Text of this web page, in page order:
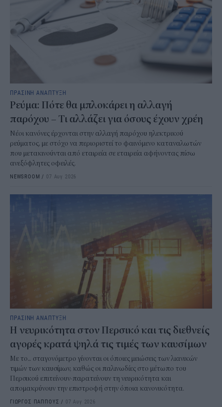
ΠΡΑΣΙΝΗ ΑΝΑΠΤΥΞΗ
Ρεύμα: Πότε θα μπλοκάρει η αλλαγή
παρόχου – Τι αλλάζει για όσους έχουν χρέη
Νέοι κανόνες έρχονται στην αλλαγή παρόχου ηλεκτρικού
ρεύματος, με στόχο να περιοριστεί το φαινόμενο καταναλωτών
που μετακινούνται από εταιρεία σε εταιρεία αφήνοντας πίσω
ανεξόφλητες οφειλές.
NEWSROOM / 07 Αυγ 2026
ΠΡΑΣΙΝΗ ΑΝΑΠΤΥΞΗ
Η νευρικότητα στον Περσικό και τις διεθνείς
αγορές κρατά ψηλά τις τιμές των καυσίμων
Με το... σταγονόμετρο γίνονται οι όποιες μειώσεις των λιανικών
τιμών των καυσίμων, καθώς οι παλινωδίες στο μέτωπο του
Περσικού επιτείνουν-παρατείνουν τη νευρικότητα και
απομακρύνουν την επιστροφή στην όποια κανονικότητα.
ΓΙΩΡΓΟΣ ΠΑΠΠΟΥΣ / 07 Αυγ 2026